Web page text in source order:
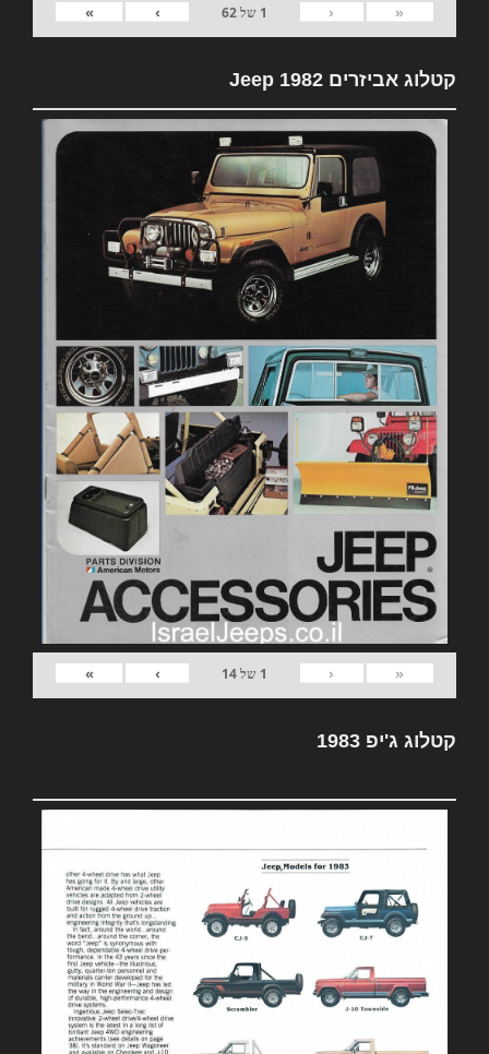
«
‹
1 של62
›
»
קטלוג אביזרים 1982 Jeep
«
‹
1 של14
›
»
קטלוג ג'יפ 1983